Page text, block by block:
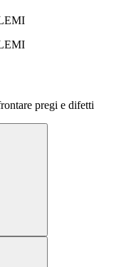
pregi e difetti